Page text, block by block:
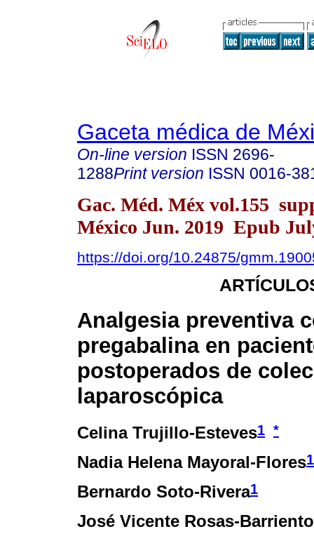
Gaceta médica de
On-line version ISSN 2696-
1288Print version ISSN 0016-
Gac. Méd. Méx vol.155
México Jun. 2019 Epub
https://doi.org/10.24875/
Analgesia preventiva
pregabalina en
postoperados de
laparoscópica
Celina Trujillo-Esteves1 *
Nadia Helena Mayoral-Flores1
Bernardo Soto-Rivera1
José Vicente Rosas-